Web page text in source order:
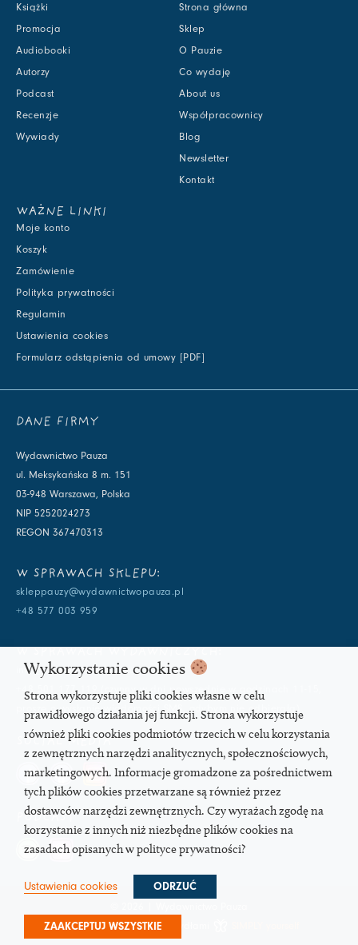
Książki
Promocja
Audiobooki
Autorzy
Podcast
Recenzje
Wywiady
Strona główna
Sklep
O Pauzie
Co wydaję
About us
Współpracownicy
Blog
Newsletter
Kontakt
WAŻNE LINKI
Moje konto
Koszyk
Zamówienie
Polityka prywatności
Regulamin
Ustawienia cookies
Formularz odstąpienia od umowy [PDF]
DANE FIRMY
Wydawnictwo Pauza
ul. Meksykańska 8 m. 151
03-948 Warszawa, Polska
NIP 5252024273
REGON 367470313
W SPRAWACH SKLEPU:
skleppauzy@wydawnictwopauza.pl
+48 577 003 959
info@wydawnictwopauza.pl
+48 501 177 119 (czynny w dni powszednie w godzinach 11-15,
proszę o wysłanie wiadomości SMS, gdybym nie odbierała)
SOCIAL MEDIA
PODCAST
Strona pod troskliwymi skrzydłami
Wykorzystanie cookies
Strona wykorzystuje pliki cookies własne w celu
prawidłowego działania jej funkcji. Strona wykorzystuje
również pliki cookies podmiotów trzecich w celu korzystania
z zewnętrznych narzędzi analitycznych, społecznościowych,
marketingowych. Informacje gromadzone za pośrednictwem
tych plików cookies przetwarzane są również przez
dostawców narzędzi zewnętrznych. Czy wyrażach zgodę na
korzystanie z innych niż niezbędne plików cookies na
zasadach opisanych w polityce prywatności?
Ustawienia cookies ODRZUĆ
ZAAKCEPTUJ WSZYSTKIE